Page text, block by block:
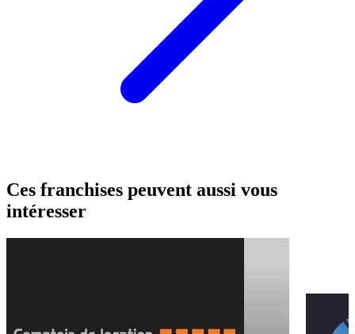
Ces franchises peuvent aussi vous
intéresser